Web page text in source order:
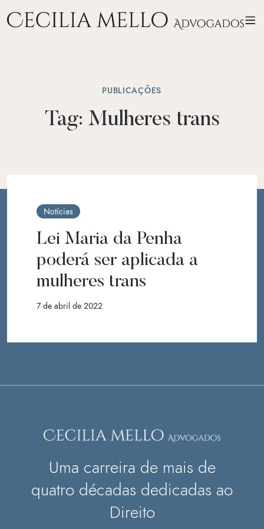
PUBLICAÇÕES
Tag: Mulheres trans
Notícias
Lei Maria da Penha
poderá ser aplicada a
mulheres trans
7 de abril de 2022
Uma carreira de mais de
quatro décadas dedicadas ao
Direito